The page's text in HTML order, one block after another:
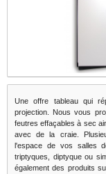
Une offre tableau qui
projection. Nous vous
feutres effaçables à sec
avec de la craie.
l'espace de vos salles
triptyques, diptyque ou
également des produits